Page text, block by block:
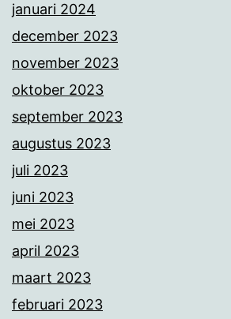
januari 2024
december 2023
november 2023
oktober 2023
september 2023
augustus 2023
juli 2023
juni 2023
mei 2023
april 2023
maart 2023
februari 2023